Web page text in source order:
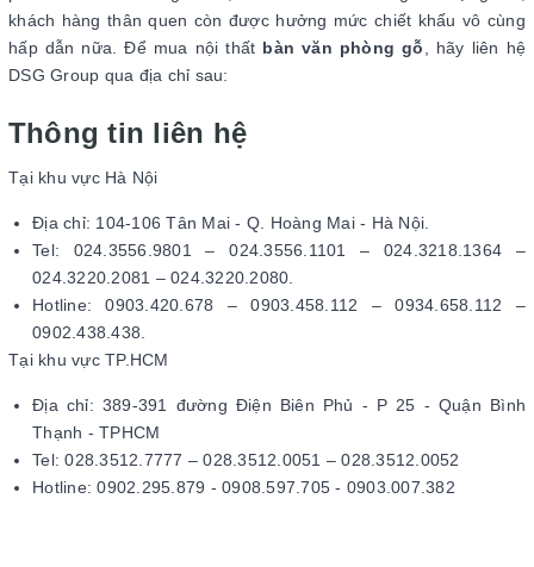
khách hàng thân quen còn được hưởng mức chiết khấu vô cùng
hấp dẫn nữa. Để mua nội thất bàn văn phòng gỗ , hãy liên hệ
DSG Group qua địa chỉ sau:
Thông tin liên hệ
Tại khu vực Hà Nội
Địa chỉ: 104-106 Tân Mai - Q. Hoàng Mai - Hà Nội.
Tel: 024.3556.9801 – 024.3556.1101 – 024.3218.1364 –
024.3220.2081 – 024.3220.2080.
Hotline: 0903.420.678 – 0903.458.112 – 0934.658.112 –
0902.438.438.
Tại khu vực TP.HCM
Địa chỉ: 389-391 đường Điện Biên Phủ - P 25 - Quận Bình
Thạnh - TPHCM
Tel: 028.3512.7777 – 028.3512.0051 – 028.3512.0052
Hotline: 0902.295.879 - 0908.597.705 - 0903.007.382